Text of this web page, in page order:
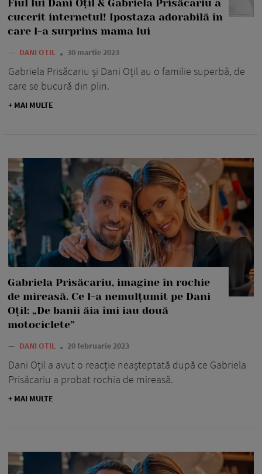
Fiul lui Dani Oțil & Gabriela Prisăcariu a
cucerit internetul! Ipostaza adorabilă în
care l-a surprins mama lui
— DANI OTIL 30 martie 2023
Gabriela Prisăcariu și Dani Oțil au o familie superbă, de
care se bucură din plin.
+ MAI MULTE
Gabriela Prisăcariu, imagine în rochie
de mireasă. Ce l-a nemulțumit pe Dani
Oțil: „De banii ăia îmi iau două
motociclete”
— DANI OTIL 20 februarie 2023
Dani Oțil a avut o reacție neașteptată după ce Gabriela
Prisăcariu a probat rochia de mireasă.
+ MAI MULTE